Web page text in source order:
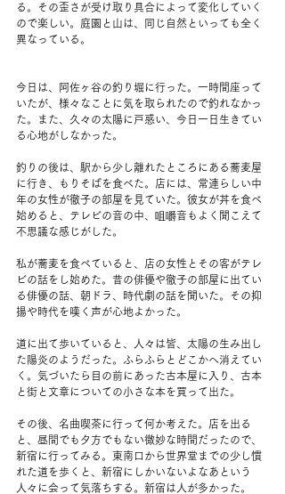
る。その歪さが受け取り具合によって変化していく
ので楽しい。庭園と山は、同じ自然といっても全く
異なっている。
今日は、阿佐ヶ谷の釣り堀に行った。一時間座って
いたが、様々なことに気を取られたので釣れなかっ
た。また、久々の太陽に戸惑い、今日一日生きてい
る心地がしなかった。
釣りの後は、駅から少し離れたところにある蕎麦屋
に行き、もりそばを食べた。店には、常連らしい中
年の女性が徹子の部屋を見ていた。彼女が丼を食べ
始めると、テレビの音の中、咀嚼音もよく聞こえて
不思議な感じがした。
私が蕎麦を食べていると、店の女性とその客がテレ
ビの話をし始めた。昔の俳優や徹子の部屋に出てい
る俳優の話、朝ドラ、時代劇の話を聞いた。その抑
揚や時代を嘆く声が心地よかった。
道に出て歩いていると、人々は皆、太陽の生み出し
た陽炎のようだった。ふらふらとどこかへ消えてい
く。気づいたら目の前にあった古本屋に入り、古本
と街と文章についての小さな本を買って出た。
その後、名曲喫茶に行って何か考えた。店を出る
と、昼間でも夕方でもない微妙な時間だったので、
新宿に行ってみる。東南口から世界堂までの少し慣
れた道を歩くと、新宿にしかいないよなあという
人々に会って気落ちする。新宿は人が多かった。